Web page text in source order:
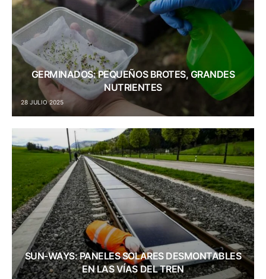
GERMINADOS: PEQUEÑOS BROTES, GRANDES
NUTRIENTES
28 JULIO 2025
SUN-WAYS: PANELES SOLARES DESMONTABLES
EN LAS VÍAS DEL TREN